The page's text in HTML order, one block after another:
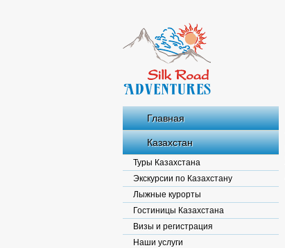
Главная
Казахстан
Туры Казахстана
Экскурсии по Казахстану
Лыжные курорты
Гостиницы Казахстана
Визы и регистрация
Наши услуги